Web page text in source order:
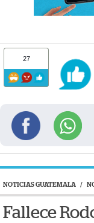
27
NOTICIAS GUATEMALA /
Fallece